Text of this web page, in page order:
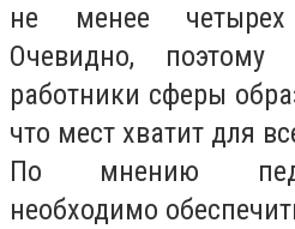
не менее
Очевидно,
работники сферы
что мест хватит для
По мнению
необходимо